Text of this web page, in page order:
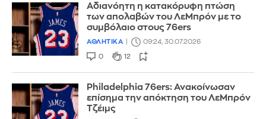
Αδιανόητη η κατακόρυφη πτώση
των απολαβών του ΛεΜπρόν με το
συμβόλαιο στους 76ers
ΑΘΛΗΤΙΚΑ 09:24, 30.07.2026
0 12
Philadelphia 76ers: Ανακοίνωσαν
επίσημα την απόκτηση του ΛεΜπρόν
Τζέιμς